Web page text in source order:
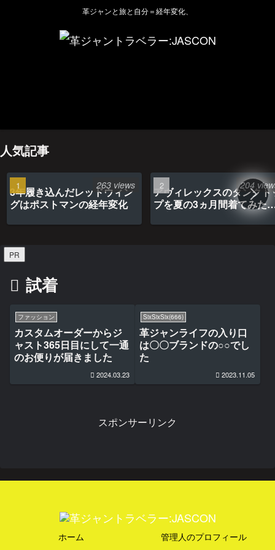
革ジャンと旅と自分＝経年変化、
人気記事
3年履き込んだレッドウィン
グはポストマンの経年変化
263 views
アヴィレックスのタンクト
プを夏の3ヵ月間着てみた
204
PR
試着
ファッション
カスタムオーダーからジ
ャスト365日目にして一通
のお便りが届きました
2024.03.23
SixSixSix(666)
革ジャンライフの入り口
は〇〇ブランドの○○でし
た
2023.11.05
スポンサーリンク
ホーム
管理人のプロフィール